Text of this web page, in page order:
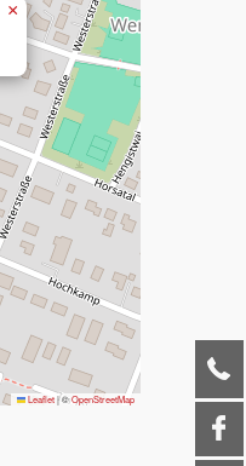
×
Leaflet|©OpenStreetMap